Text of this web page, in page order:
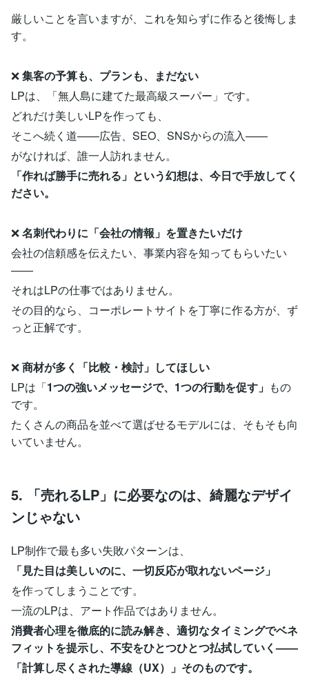
厳しいことを言いますが、これを知らずに作ると後悔しま
す。
❌集客の予算も、プランも、まだない
LPは、「無人島に建てた最高級スーパー」です。
どれだけ美しいLPを作っても、
そこへ続く道——広告、SEO、SNSからの流入——
がなければ、誰一人訪れません。
「作れば勝手に売れる」という幻想は、今日で手放してく
ださい。
❌名刺代わりに「会社の情報」を置きたいだけ
会社の信頼感を伝えたい、事業内容を知ってもらいたい
——
それはLPの仕事ではありません。
その目的なら、コーポレートサイトを丁寧に作る方が、ず
っと正解です。
❌商材が多く「比較・検討」してほしい
LPは「1つの強いメッセージで、1つの行動を促す」 もの
です。
たくさんの商品を並べて選ばせるモデルには、そもそも向
いていません。
5. 「売れるLP」に必要なのは、綺麗なデザイ
ンじゃない
LP制作で最も多い失敗パターンは、
「見た目は美しいのに、一切反応が取れないページ」
を作ってしまうことです。
一流のLPは、アート作品ではありません。
消費者心理を徹底的に読み解き、適切なタイミングでベネ
フィットを提示し、不安をひとつひとつ払拭していく——
「計算し尽くされた導線（UX）」そのものです。